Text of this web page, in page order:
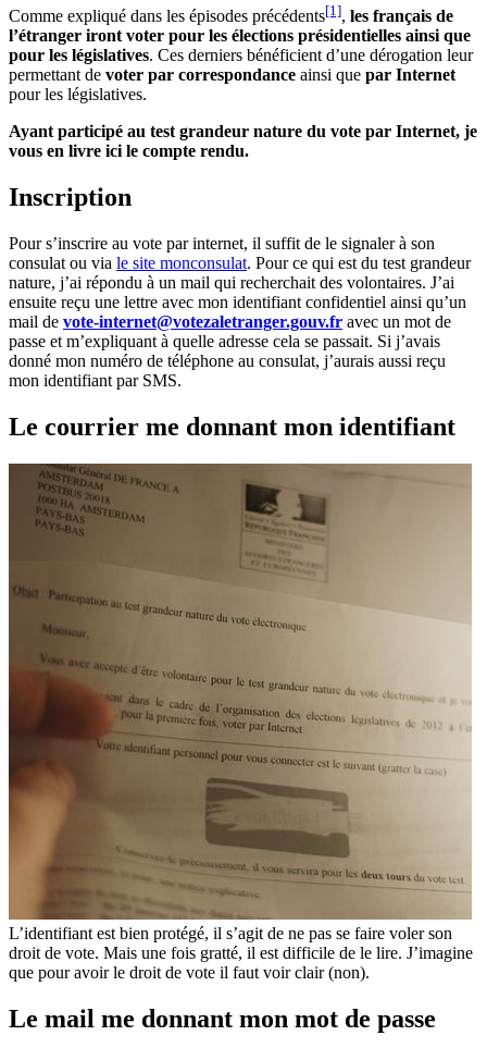
Comme expliqué dans les épisodes précédents[1], les français de
l’étranger iront voter pour les élections présidentielles ainsi que
pour les législatives. Ces derniers bénéficient d’une dérogation leur
permettant de voter par correspondance ainsi que par Internet
pour les législatives.
Ayant participé au test grandeur nature du vote par Internet, je
vous en livre ici le compte rendu.
Inscription
Pour s’inscrire au vote par internet, il suffit de le signaler à son
consulat ou via le site monconsulat. Pour ce qui est du test grandeur
nature, j’ai répondu à un mail qui recherchait des volontaires. J’ai
ensuite reçu une lettre avec mon identifiant confidentiel ainsi qu’un
mail de vote-internet@votezaletranger.gouv.fr avec un mot de
passe et m’expliquant à quelle adresse cela se passait. Si j’avais
donné mon numéro de téléphone au consulat, j’aurais aussi reçu
mon identifiant par SMS.
Le courrier me donnant mon identifiant
L’identifiant est bien protégé, il s’agit de ne pas se faire voler son
droit de vote. Mais une fois gratté, il est difficile de le lire. J’imagine
que pour avoir le droit de vote il faut voir clair (non).
Le mail me donnant mon mot de passe